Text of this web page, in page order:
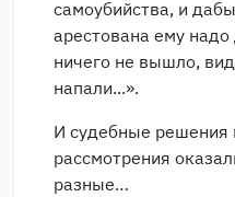
самоубийства, и
арестована ему надо
ничего не вышло,
напали...».
И судебные решения
рассмотрения
разные…